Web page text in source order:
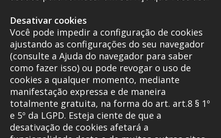
Desativar cookies
Você pode impedir a configuração de cookies
ajustando as configurações do seu navegador
(consulte a Ajuda do navegador para saber
como fazer isso) ou pode revogar o uso de
cookies a qualquer momento, mediante
manifestação expressa e de maneira
totalmente gratuita, na forma do art. art.8 § 1º
e 5º da LGPD. Esteja ciente de que a
desativação de cookies afetará a